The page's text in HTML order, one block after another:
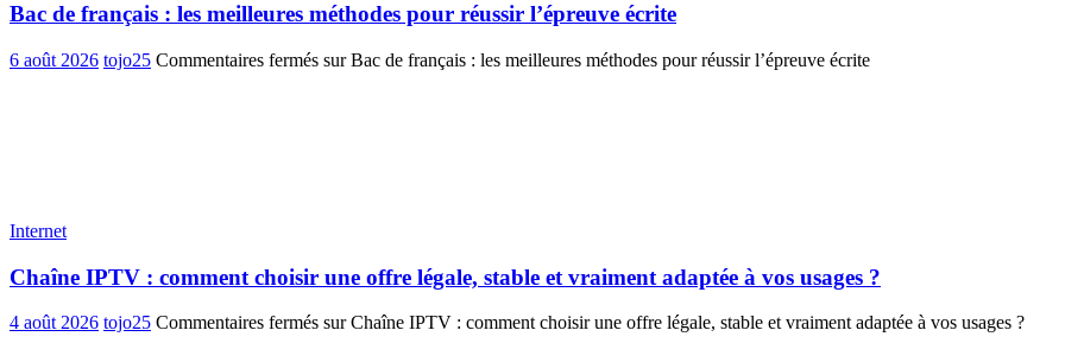
Bac de français : les meilleures méthodes pour réussir l’épreuve écrite
6 août 2026 tojo25 Commentaires fermés sur Bac de français : les meilleures méthodes pour réussir l’épreuve écrite
Internet
Chaîne IPTV : comment choisir une offre légale, stable et vraiment adaptée à vos usages ?
4 août 2026 tojo25 Commentaires fermés sur Chaîne IPTV : comment choisir une offre légale, stable et vraiment adaptée à vos usages ?